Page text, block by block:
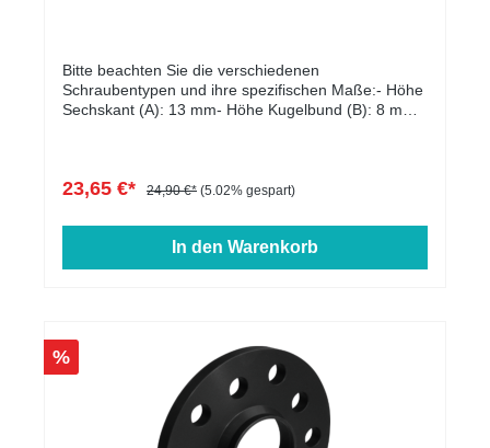
Bitte beachten Sie die verschiedenen
Schraubentypen und ihre spezifischen Maße:- Höhe
Sechskant (A): 13 mm- Höhe Kugelbund (B): 8 mm-
23,65 €* 24,90 €* (5.02% gespart)
In den Warenkorb
%